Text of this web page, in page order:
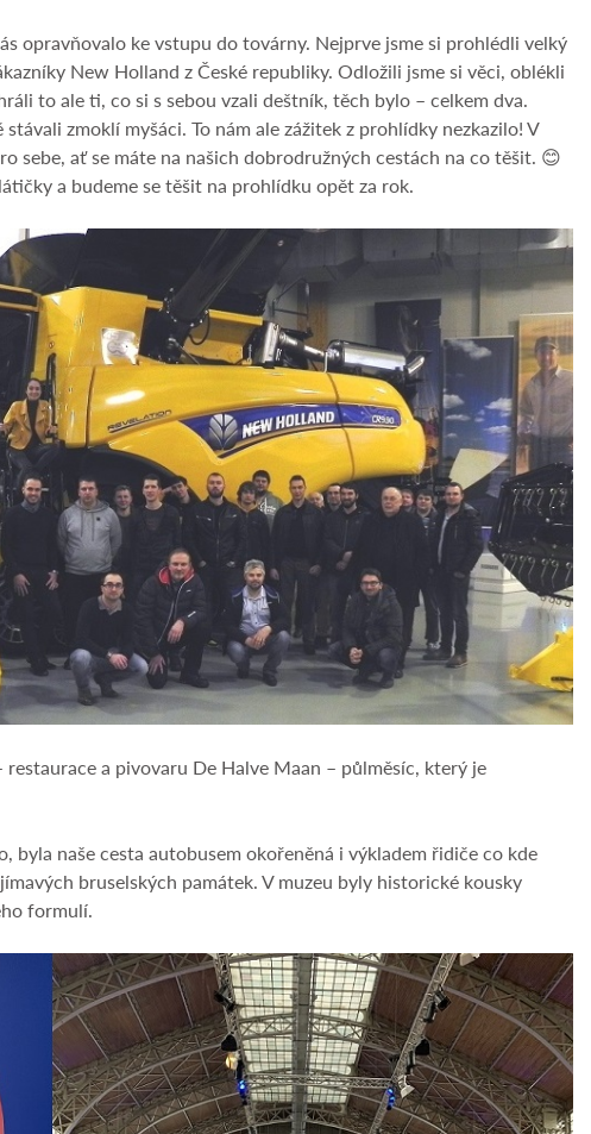
opravňovalo ke vstupu do továrny. Nejprve jsme si prohlédli velký
New Holland z České republiky. Odložili jsme si věci, oblékli
to ale ti, co si s sebou vzali deštník, těch bylo – celkem dva.
zmoklí myšáci. To nám ale zážitek z prohlídky nezkazilo! V
sebe, ať se máte na našich dobrodružných cestách na co těšit. 😊
a budeme se těšit na prohlídku opět za rok.
a pivovaru De Halve Maan – půlměsíc, který je
byla naše cesta autobusem okořeněná i výkladem řidiče co kde
bruselských památek. V muzeu byly historické kousky
formulí.